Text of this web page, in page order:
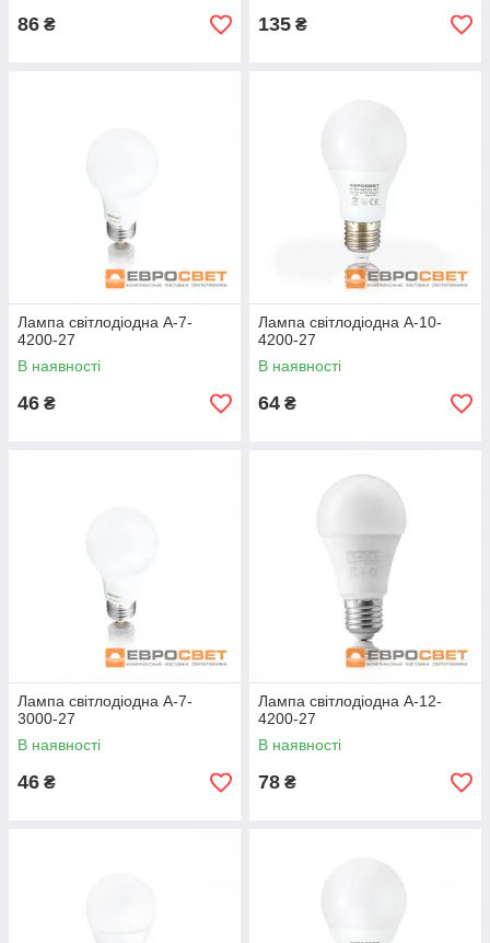
86 ₴ 135 ₴
Лампа світлодіодна A-7-
4200-27
В наявності
46 ₴
Лампа світлодіодна A-10-
4200-27
В наявності
64 ₴
Лампа світлодіодна A-7-
3000-27
В наявності
46 ₴
Лампа світлодіодна A-12-
4200-27
В наявності
78 ₴